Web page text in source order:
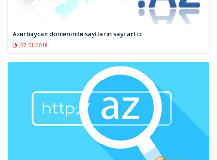
Azərbaycan domenində saytların sayı artıb
07-01-2018